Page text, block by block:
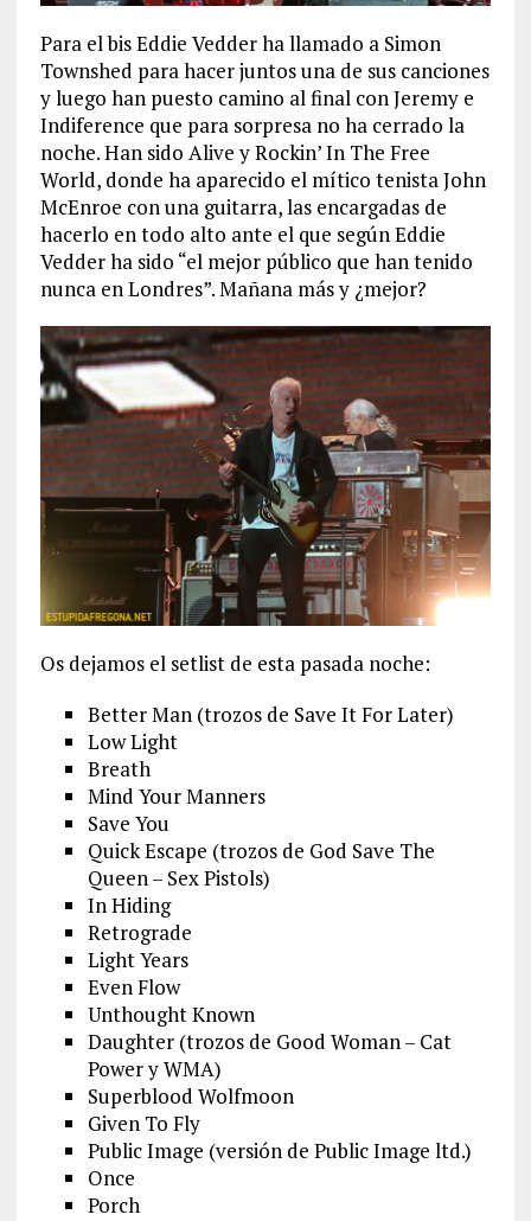
Para el bis Eddie Vedder ha llamado a Simon
Townshed para hacer juntos una de sus canciones
y luego han puesto camino al final con Jeremy e
Indiference que para sorpresa no ha cerrado la
noche. Han sido Alive y Rockin’ In The Free
World, donde ha aparecido el mítico tenista John
McEnroe con una guitarra, las encargadas de
hacerlo en todo alto ante el que según Eddie
Vedder ha sido “el mejor público que han tenido
nunca en Londres”. Mañana más y ¿mejor?
Os dejamos el setlist de esta pasada noche:
Better Man (trozos de Save It For Later)
Low Light
Breath
Mind Your Manners
Save You
Quick Escape (trozos de God Save The
Queen – Sex Pistols)
In Hiding
Retrograde
Light Years
Even Flow
Unthought Known
Daughter (trozos de Good Woman – Cat
Power y WMA)
Superblood Wolfmoon
Given To Fly
Public Image (versión de Public Image ltd.)
Once
Porch